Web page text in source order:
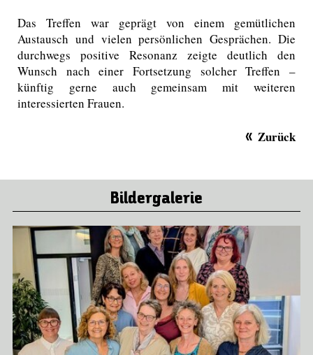
Das Treffen war geprägt von einem gemütlichen
Austausch und vielen persönlichen Gesprächen. Die
durchwegs positive Resonanz zeigte deutlich den
Wunsch nach einer Fortsetzung solcher Treffen –
künftig gerne auch gemeinsam mit weiteren
interessierten Frauen.
Zurück
Bildergalerie